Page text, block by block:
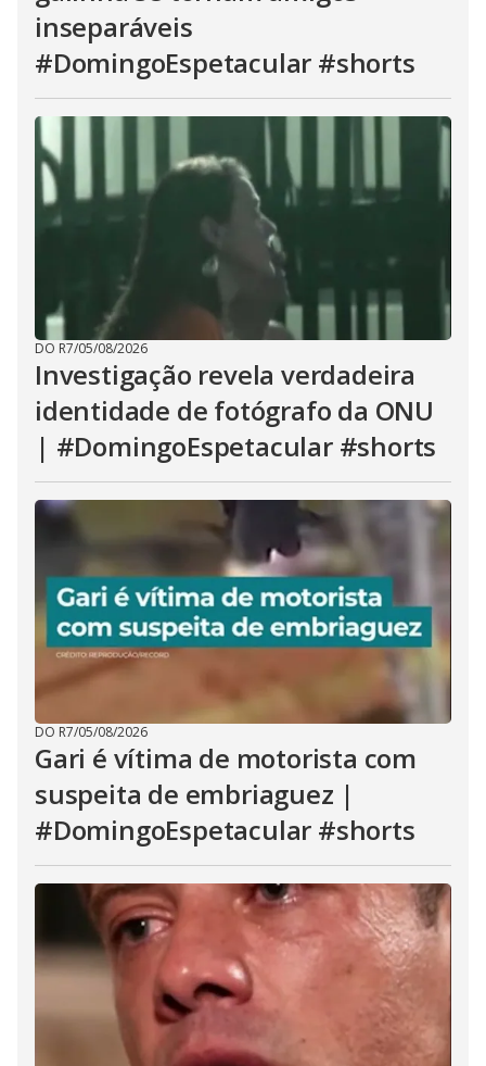
inseparáveis
#DomingoEspetacular #shorts
DO R7/05/08/2026
Investigação revela verdadeira
identidade de fotógrafo da ONU
| #DomingoEspetacular #shorts
DO R7/05/08/2026
Gari é vítima de motorista com
suspeita de embriaguez |
#DomingoEspetacular #shorts